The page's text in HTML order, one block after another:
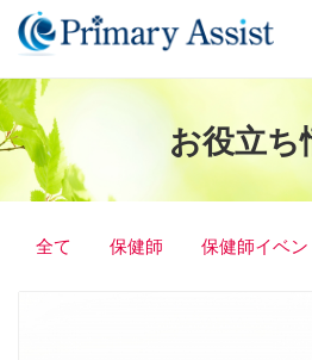
お役立ち
全て 保健師 保健師イベン